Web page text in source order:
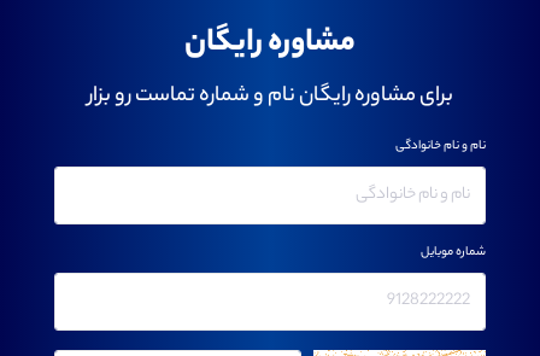
مشاوره رایگان
برای مشاوره رایگان نام و شماره تماست رو بزار
نام و نام خانوادگی
شماره موبایل